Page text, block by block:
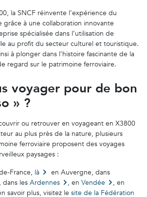
la SNCF réinvente l’expérience du
grâce à une collaboration innovante
spécialisée dans l’utilisation de
au profit du secteur culturel et touristique.
à plonger dans l’histoire fascinante de la
regard sur le patrimoine ferroviaire.
voyager pour de bon
» ?
ou retrouver en voyageant en X3800
au plus près de la nature, plusieurs
ferroviaire proposent des voyages
paysages :
France, là
en Auvergne, dans
, dans les Ardennes , en Vendée
, en
savoir plus, visitez le site de la Fédération